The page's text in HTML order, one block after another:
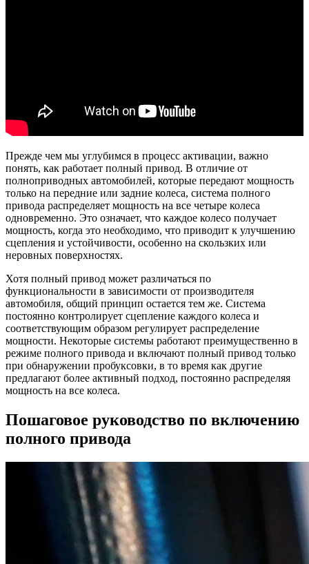
Прежде чем мы углубимся в процесс активации, важно
понять, как работает полный привод. В отличие от
полноприводных автомобилей, которые передают мощность
только на передние или задние колеса, система полного
привода распределяет мощность на все четыре колеса
одновременно. Это означает, что каждое колесо получает
мощность, когда это необходимо, что приводит к улучшению
сцепления и устойчивости, особенно на скользких или
неровных поверхностях.
Хотя полный привод может различаться по
функциональности в зависимости от производителя
автомобиля, общий принцип остается тем же. Система
постоянно контролирует сцепление каждого колеса и
соответствующим образом регулирует распределение
мощности. Некоторые системы работают преимущественно в
режиме полного привода и включают полный привод только
при обнаружении пробуксовки, в то время как другие
предлагают более активный подход, постоянно распределяя
мощность на все колеса.
Пошаговое руководство по включению
полного привода